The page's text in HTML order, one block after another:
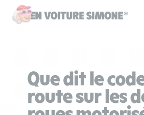
Permis de conduire
Que dit le
route sur les